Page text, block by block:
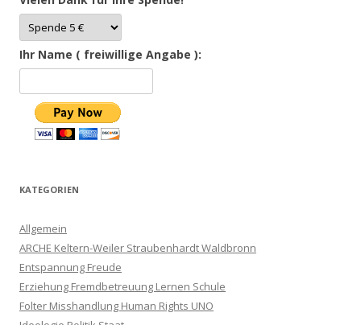
Ihr Name ( freiwillige Angabe ):
KATEGORIEN
Allgemein
ARCHE Keltern-Weiler Straubenhardt Waldbronn
Entspannung Freude
Erziehung Fremdbetreuung Lernen Schule
Folter Misshandlung Human Rights UNO